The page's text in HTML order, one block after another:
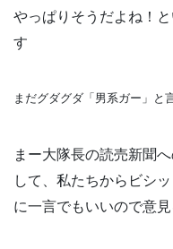
やっぱりそうだよね！
す
まだグダグダ「男系ガー」
まー大隊長の読売新聞
して、私たちからビシ
に一言でもいいので意見